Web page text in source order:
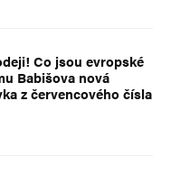
Co jsou evropské
Babišova nová
z červencového čísla